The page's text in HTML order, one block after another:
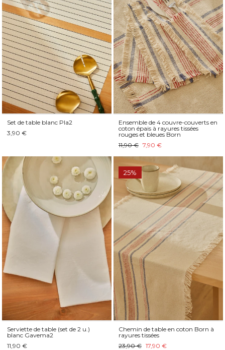
Set de table blanc Pla2
3,90 €
Ensemble de 4 couvre-couverts en
coton épais à rayures tissées
rouges et bleues Born
11,90 € 7,90 €
Serviette de table (set de 2 u.)
blanc Gavema2
11,90 €
25%
Chemin de table en coton Born à
rayures tissées
23,90 € 17,90 €